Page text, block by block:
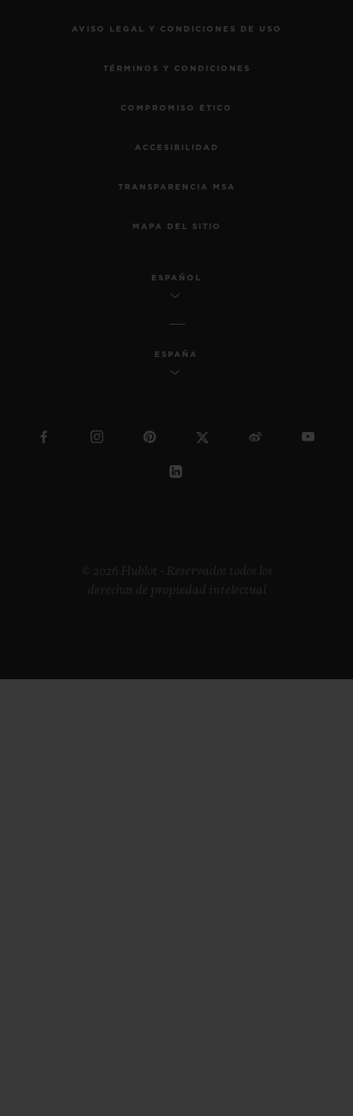
AVISO LEGAL Y CONDICIONES DE USO
TÉRMINOS Y CONDICIONES
COMPROMISO ÉTICO
ACCESIBILIDAD
TRANSPARENCIA MSA
MAPA DEL SITIO
ESPAÑOL
ESPAÑA
© 2026 Hublot - Reservados todos los
derechos de propiedad intelectual